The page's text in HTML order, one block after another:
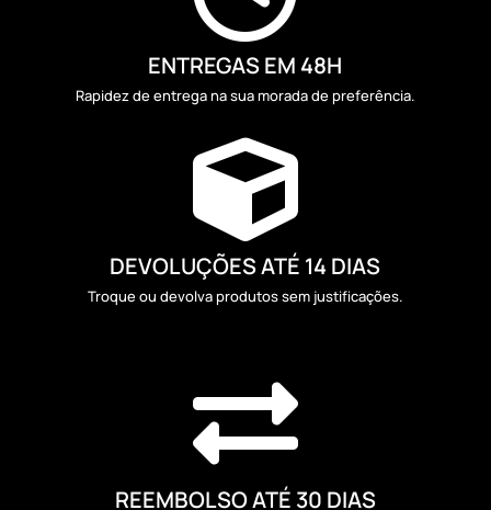
ENTREGAS EM 48H
Rapidez de entrega na sua morada de preferência.

DEVOLUÇÕES ATÉ 14 DIAS
Troque ou devolva produtos sem justificações.

REEMBOLSO ATÉ 30 DIAS